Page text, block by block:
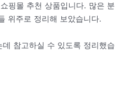
핑몰 추천 상품입니다. 많은 분
위주로 정리해 보았습니다.
참고하실 수 있도록 정리했습